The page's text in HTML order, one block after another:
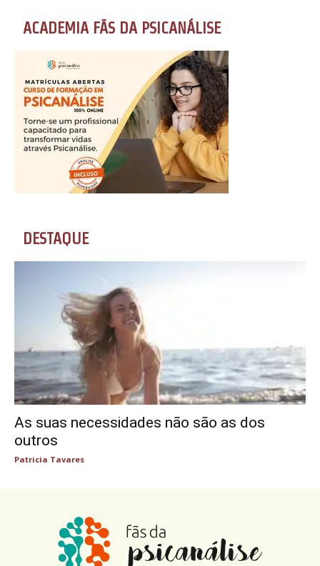
ACADEMIA FÃS DA PSICANÁLISE
DESTAQUE
As suas necessidades não são as dos
outros
Patricia Tavares